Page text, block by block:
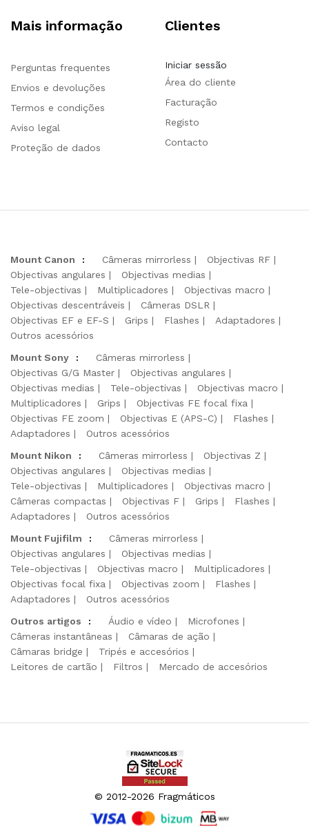
Mais informação
Perguntas frequentes
Envios e devoluções
Termos e condições
Aviso legal
Proteção de dados
Clientes
Iniciar sessão
Área do cliente
Facturação
Registo
Contacto
Mount Canon : Câmeras mirrorless
Objectivas RF
Objectivas angulares
Objectivas medias
Tele-objectivas
Multiplicadores
Objectivas macro
Objectivas descentráveis
Câmeras DSLR
Objectivas EF e EF-S
Grips Flashes
Adaptadores
Outros acessórios
Mount Sony
:
Câmeras mirrorless
Objectivas G/G Master
Objectivas angulares
Objectivas medias
Tele-objectivas
Objectivas macro
Multiplicadores
Grips
Objectivas FE focal fixa
Objectivas FE zoom
Objectivas E (APS-C)
Flashes
Adaptadores
Outros acessórios
Mount Nikon
: Câmeras mirrorless
Objectivas Z
Objectivas angulares
Objectivas medias
Tele-objectivas
Multiplicadores
Objectivas macro
Câmeras compactas
Objectivas F Grips
Flashes
Adaptadores
Outros acessórios
Mount Fujifilm
:
Câmeras mirrorless
Objectivas angulares
Objectivas medias
Tele-objectivas
Objectivas macro
Multiplicadores
Objectivas focal fixa
Objectivas zoom
Flashes
Adaptadores
Outros acessórios
Outros artigos
: Áudio e vídeo
Microfones
Câmeras instantâneas
Câmaras de ação
Câmaras bridge
Tripés e accesórios
Leitores de cartão
Filtros Mercado de accesórios
© 2012-2026 Fragmáticos